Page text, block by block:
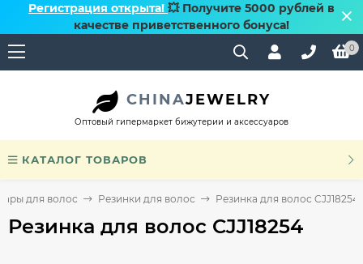
Регистрация открыта! 💥 Получите 5000 рублей в
качестве приветственного бонуса!
0
CHINAJEWELRY
Оптовый гипермаркет бижутерии и аксессуаров
КАТАЛОГ ТОВАРОВ
для волос Резинки для волос Резинка для волос CJJ18254
Резинка для волос CJJ18254